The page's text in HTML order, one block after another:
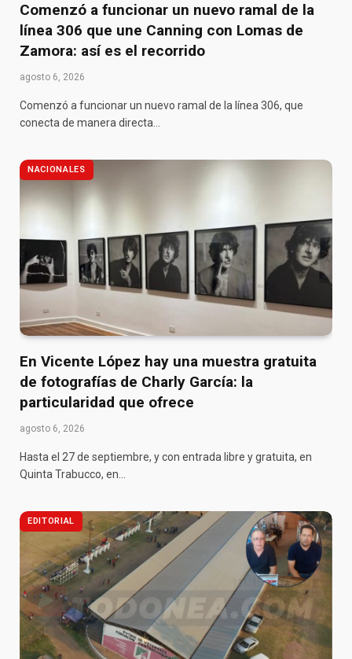
Comenzó a funcionar un nuevo ramal de la
línea 306 que une Canning con Lomas de
Zamora: así es el recorrido
agosto 6, 2026
Comenzó a funcionar un nuevo ramal de la línea 306, que
conecta de manera directa…
NACIONALES
En Vicente López hay una muestra gratuita
de fotografías de Charly García: la
particularidad que ofrece
agosto 6, 2026
Hasta el 27 de septiembre, y con entrada libre y gratuita, en
Quinta Trabucco, en…
EDITORIAL